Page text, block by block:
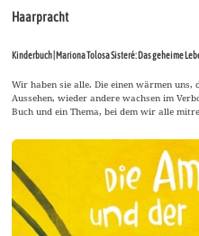
Haarpracht
Kinderbuch | Mariona Tolosa Sisteré: Das geheime
Wir haben sie alle. Die einen wärmen uns,
Aussehen, wieder andere wachsen im
Buch und ein Thema, bei dem wir alle